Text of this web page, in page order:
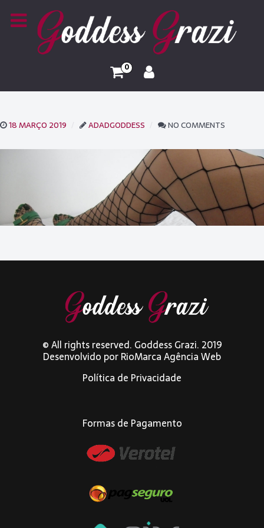
0
18 MARÇO 2019 ADADGODDESS NO COMMENTS
© All rights reserved. Goddess Grazi. 2019
Desenvolvido porRioMarca Agência Web
Política de Privacidade
Formas de Pagamento